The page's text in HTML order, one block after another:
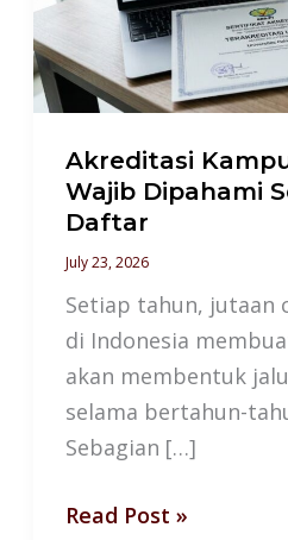
Akreditasi
Wajib Dipahami
Daftar
July 23, 2026
Setiap tahun, jutaan
di Indonesia
akan membentuk
selama bertahun-
Sebagian […]
Wajib
Dipahami
Sebelum
Daftar
Read Post »